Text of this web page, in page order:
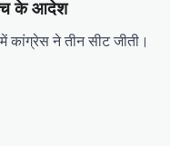
के आदेश
कांग्रेस ने तीन सीट जीती।